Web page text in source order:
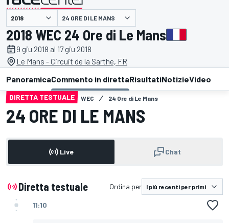
24 ORE DI LE MANS
2018 WEC 24 Ore di Le Mans
9 giu 2018 al 17 giu 2018
Le Mans - Circuit de la Sarthe, FR
PanoramicaCommento in direttaRisultatiNotizieVideo
DIRETTA TESTUALE WEC 24 Ore di Le Mans
24 ORE DI LE MANS
Live Chat
Diretta testuale Ordina per
11:10